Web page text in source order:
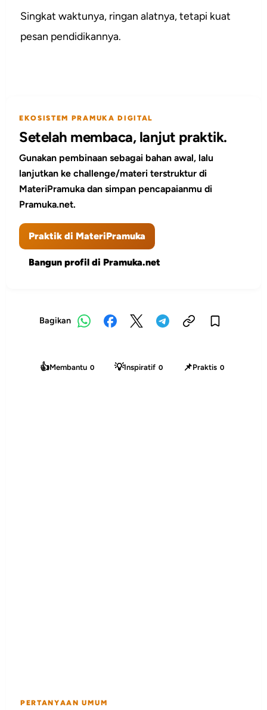
Singkat waktunya, ringan alatnya, tetapi kuat
pesan pendidikannya.
EKOSISTEM PRAMUKA DIGITAL
Setelah membaca, lanjut praktik.
Gunakan pembinaan sebagai bahan awal, lalu
lanjutkan ke challenge/materi terstruktur di
MateriPramuka dan simpan pencapaianmu di
Pramuka.net.
Praktik di MateriPramuka
Bangun profil di Pramuka.net
Bagikan
👍Membantu 0 💡Inspiratif 0 📌Praktis 0
PERTANYAAN UMUM